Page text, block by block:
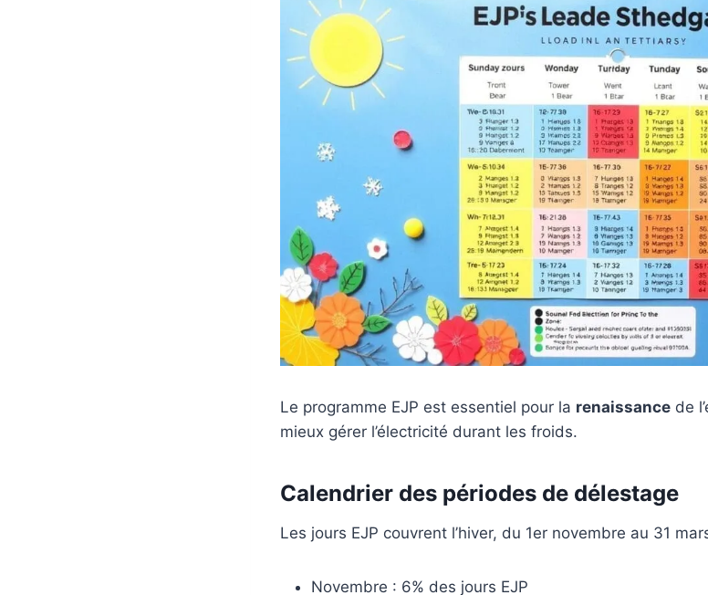
Le programme EJP est essentiel pour la renaissance de
mieux gérer l’électricité durant les froids.
Calendrier des périodes de délestage
Les jours EJP couvrent l’hiver, du 1er novembre au 31
Novembre : 6% des jours EJP